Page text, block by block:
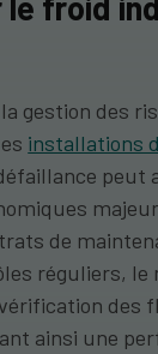
gestion des
installations
peut
de
réguliers, le
des
ainsi une